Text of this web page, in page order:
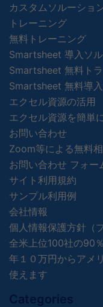
カスタムソルーショ
トレーニング
無料トレーニング
Smartsheet 導入ソ
Smartsheet 無料ト
Smartsheet 無料導
エクセル資源の活用
エクセル資源を簡単
お問い合わせ
Zoom等による無料
お問い合わせ フォー
サイト利用規約
サンプル利用例
会社情報
個人情報保護方針（
全米上位100社の90％
年１０万円からアメ
使えます
Categories